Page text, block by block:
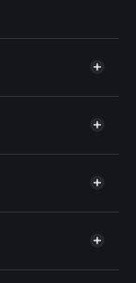
al prezzo
l’Aggregatore